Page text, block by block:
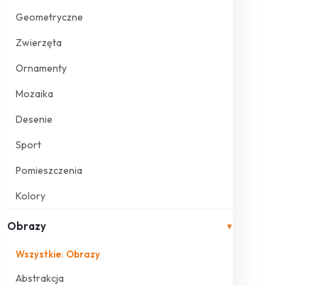
Geometryczne
Zwierzęta
Ornamenty
Mozaika
Desenie
Sport
Pomieszczenia
Kolory
Obrazy ▾
Wszystkie: Obrazy
Abstrakcja